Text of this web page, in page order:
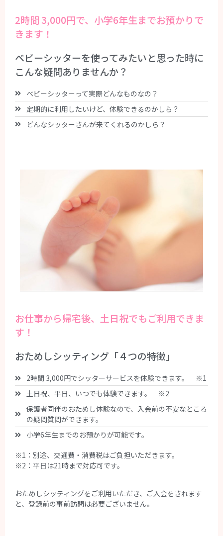
2時間 3,000円で、小学6年生までお預かりで
きます！
ベビーシッターを使ってみたいと思った時に
こんな疑問ありませんか？
ベビーシッターって実際どんなものなの？
定期的に利用したいけど、体験できるのかしら？
どんなシッターさんが来てくれるのかしら？
お仕事から帰宅後、土日祝でもご利用できま
す！
おためしシッティング「４つの特徴」
2時間 3,000円でシッターサービスを体験できます。 ※1
土日祝、平日、いつでも体験できます。 ※2
保護者同伴のおためし体験なので、入会前の不安なところ
の疑問質問ができます。
小学6年生までのお預かりが可能です。
※1：別途、交通費・消費税はご負担いただきます。
※2：平日は21時まで対応可です。
おためしシッティングをご利用いただき、ご入会をされます
と、登録前の事前訪問は必要ございません。